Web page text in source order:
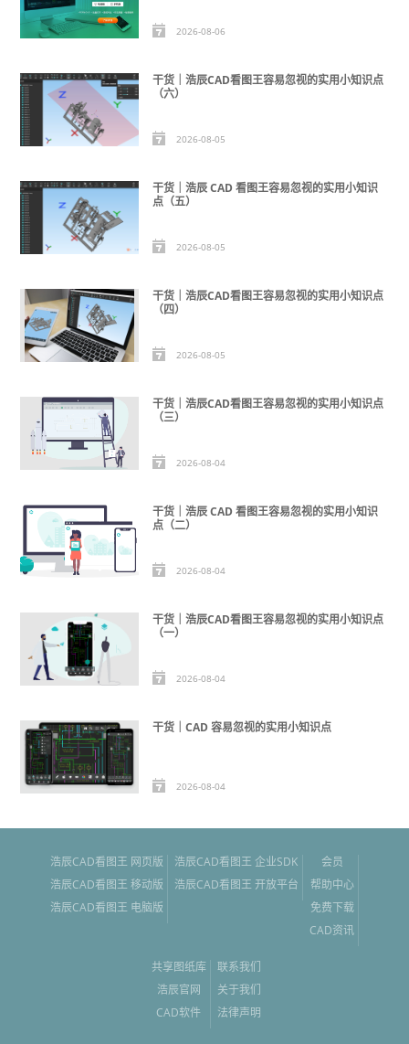
2026-08-06
干货｜浩辰CAD看图王容易忽视的实用小知识点
（六）
2026-08-05
干货｜浩辰 CAD 看图王容易忽视的实用小知识
点（五）
2026-08-05
干货｜浩辰CAD看图王容易忽视的实用小知识点
（四）
2026-08-05
干货｜浩辰CAD看图王容易忽视的实用小知识点
（三）
2026-08-04
干货｜浩辰 CAD 看图王容易忽视的实用小知识
点（二）
2026-08-04
干货｜浩辰CAD看图王容易忽视的实用小知识点
（一）
2026-08-04
干货｜CAD 容易忽视的实用小知识点
2026-08-04
浩辰CAD看图王 网页版
浩辰CAD看图王 移动版
浩辰CAD看图王 电脑版
浩辰CAD看图王 企业SDK
浩辰CAD看图王 开放平台
会员
帮助中心
免费下载
CAD资讯
共享图纸库
浩辰官网
CAD软件
联系我们
关于我们
法律声明